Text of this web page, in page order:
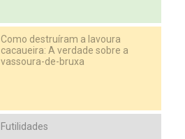
Como destruíram a lavoura
cacaueira: A verdade sobre a
vassoura-de-bruxa
Futilidades